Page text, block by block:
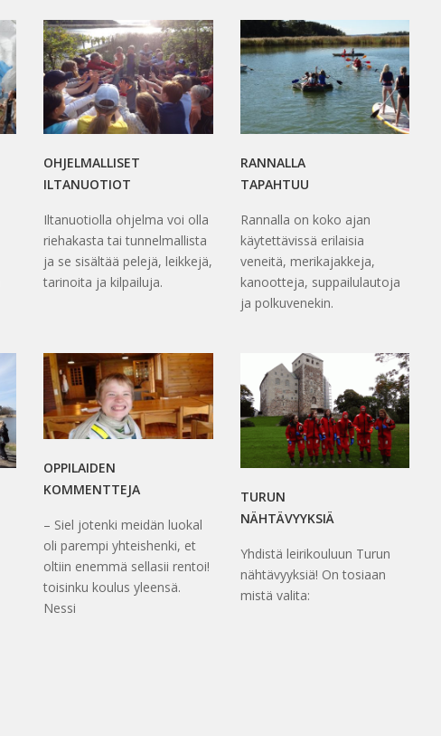
OHJELMALLISET
ILTANUOTIOT
Iltanuotiolla ohjelma voi olla
riehakasta tai tunnelmallista
ja se sisältää pelejä, leikkejä,
tarinoita ja kilpailuja.
RANNALLA
TAPAHTUU
Rannalla on koko ajan
käytettävissä erilaisia
veneitä, merikajakkeja,
kanootteja, suppailulautoja
ja polkuvenekin.
OPPILAIDEN
KOMMENTTEJA
– Siel jotenki meidän luokal
oli parempi yhteishenki, et
oltiin enemmä sellasii rentoi!
toisinku koulus yleensä.
Nessi
TURUN
NÄHTÄVYYKSIÄ
Yhdistä leirikouluun Turun
nähtävyyksiä! On tosiaan
mistä valita: